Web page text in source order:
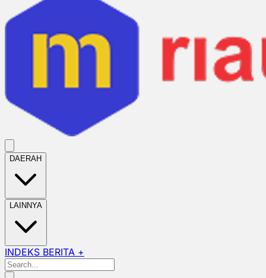
DAERAH
LAINNYA
INDEKS BERITA +